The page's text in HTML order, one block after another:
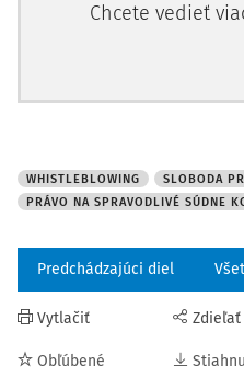
Chcete vedieť
WHISTLEBLOWING
SLOBODA
PRÁVO NA SPRAVODLIVÉ SÚDNE
Predchádzajúci diel
Vytlačiť
Obľúbené
Zdieľať